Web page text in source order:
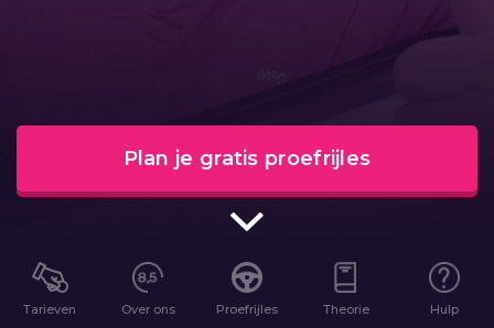
Plan je gratis proefrijles
Tarieven Over ons Proefrijles Theorie Hulp